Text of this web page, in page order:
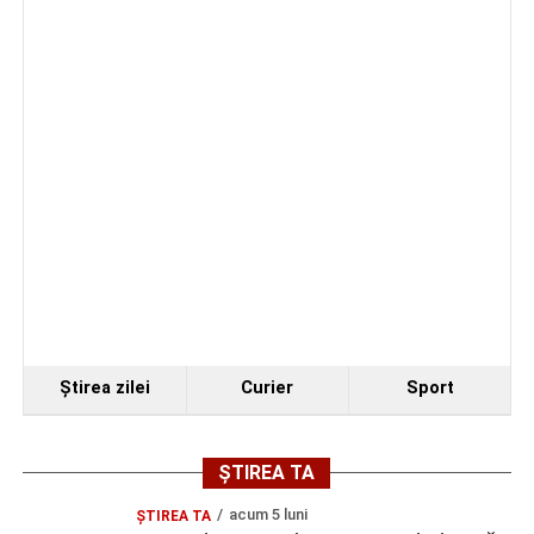
Ştirea zilei Curier Sport
ȘTIREA TA
ȘTIREA TA acum 5 luni